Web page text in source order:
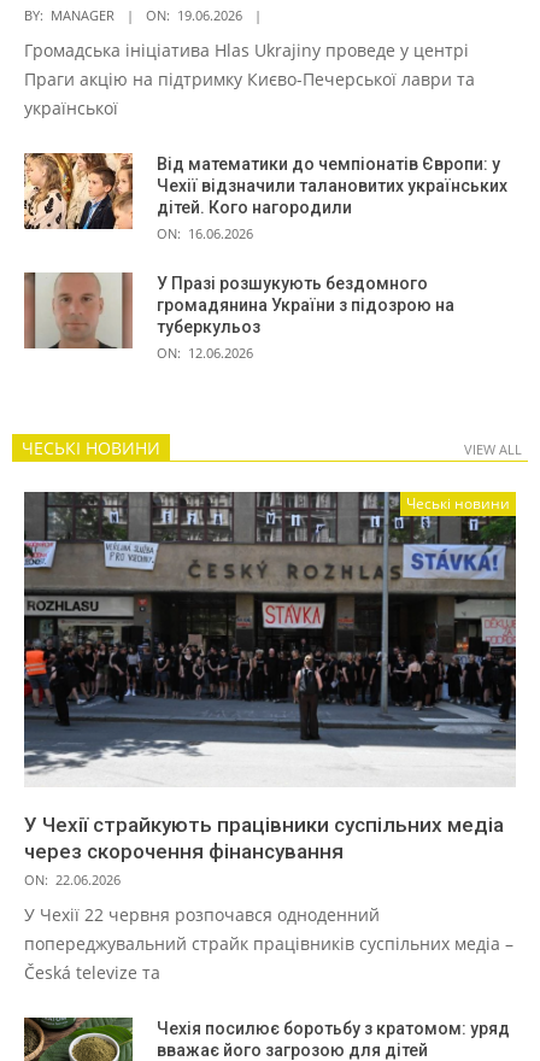
BY: MANAGER ON: 19.06.2026
Громадська ініціатива Hlas Ukrajiny проведе у центрі
Праги акцію на підтримку Києво-Печерської лаври та
української
Від математики до чемпіонатів Європи: у
Чехії відзначили талановитих українських
дітей. Кого нагородили
ON: 16.06.2026
У Празі розшукують бездомного
громадянина України з підозрою на
туберкульоз
ON: 12.06.2026
ЧЕСЬКІ НОВИНИ VIEW ALL
Чеські новини
У Чехії страйкують працівники суспільних медіа
через скорочення фінансування
ON: 22.06.2026
У Чехії 22 червня розпочався одноденний
попереджувальний страйк працівників суспільних медіа –
Česká televize та
Чехія посилює боротьбу з кратомом: уряд
вважає його загрозою для дітей